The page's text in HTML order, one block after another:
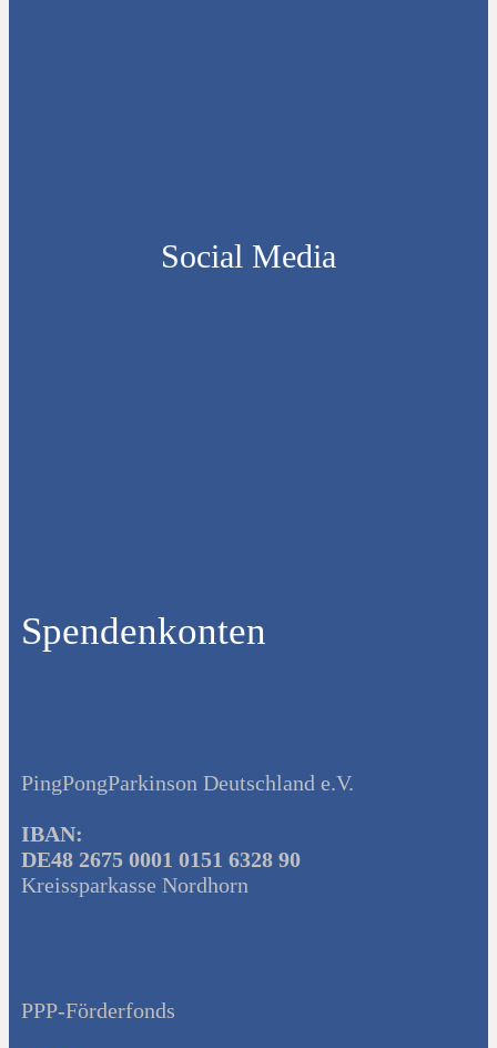
Social Media
Spendenkonten
PingPongParkinson Deutschland e.V.
IBAN:
DE48 2675 0001 0151 6328 90
Kreissparkasse Nordhorn
PPP-Förderfonds